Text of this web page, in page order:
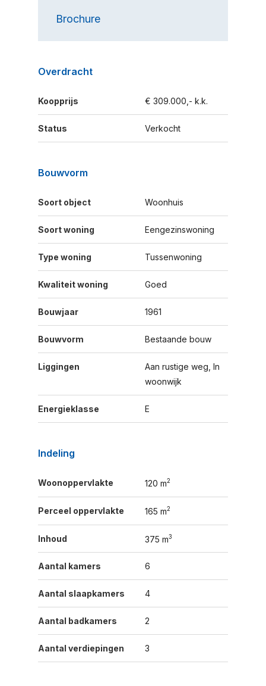
Brochure
Overdracht
Koopprijs € 309.000,- k.k.
Status Verkocht
Bouwvorm
Soort object Woonhuis
Soort woning Eengezinswoning
Type woning Tussenwoning
Kwaliteit woning Goed
Bouwjaar 1961
Bouwvorm Bestaande bouw
Liggingen
Aan rustige weg, In
woonwijk
Energieklasse E
Indeling
Woonoppervlakte 120 m2
Perceel oppervlakte 165 m2
Inhoud 375 m3
Aantal kamers 6
Aantal slaapkamers 4
Aantal badkamers 2
Aantal verdiepingen 3